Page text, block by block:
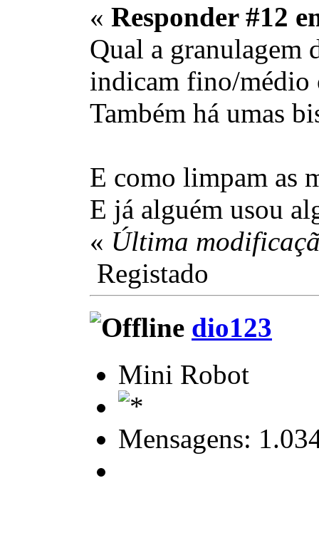
« Responder #12
Qual a granulagem
indicam fino/médio
Também há umas
E como limpam as
E já alguém usou
« Última
Registado
dio123
Mini Robot
Mensagens: